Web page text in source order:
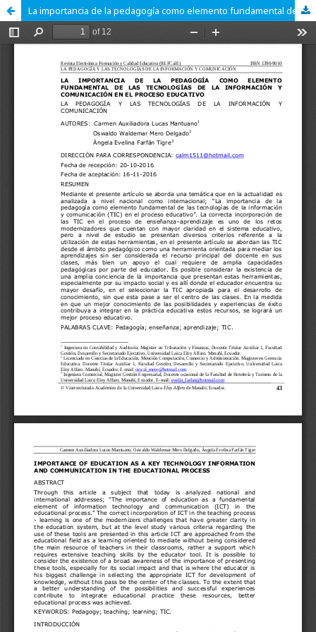
La importancia de la pedagogía como elemento fundamental de las tecnologías de la información y comunicación en el proceso educativo